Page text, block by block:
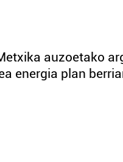
auzoetako
energia plan